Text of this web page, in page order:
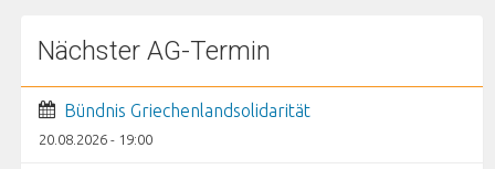
Nächster AG-Termin
Bündnis Griechenlandsolidarität
20.08.2026 - 19:00